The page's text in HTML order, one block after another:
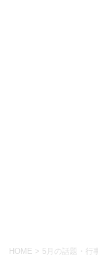
HOME > 5月の話題・行